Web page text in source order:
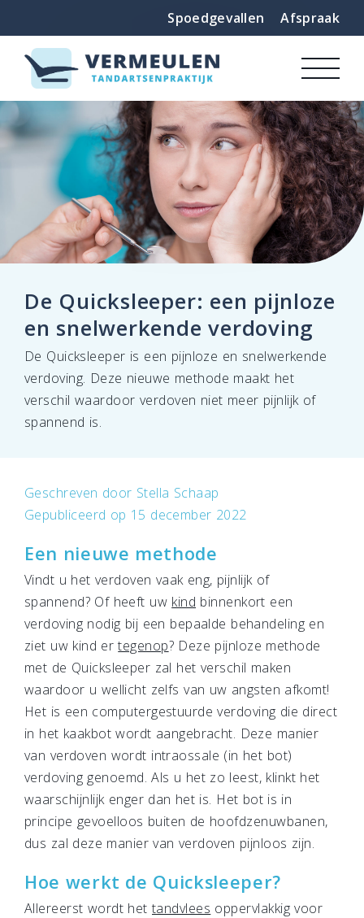
Spoedgevallen Afspraak
De Quicksleeper: een pijnloze
en snelwerkende verdoving
De Quicksleeper is een pijnloze en snelwerkende
verdoving. Deze nieuwe methode maakt het
verschil waardoor verdoven niet meer pijnlijk of
spannend is.
Geschreven door Stella Schaap
Gepubliceerd op 15 december 2022
Een nieuwe methode
Vindt u het verdoven vaak eng, pijnlijk of
spannend? Of heeft uw kind binnenkort een
verdoving nodig bij een bepaalde behandeling en
ziet uw kind ertegenop? Deze pijnloze methode
met de Quicksleeper zal het verschil maken
waardoor u wellicht zelfs van uw angsten afkomt!
Het is een computergestuurde verdoving die direct
in het kaakbot wordt aangebracht. Deze manier
van verdoven wordt intraossale (in het bot)
verdoving genoemd. Als u het zo leest, klinkt het
waarschijnlijk enger dan het is. Het bot is in
principe gevoelloos buiten de hoofdzenuwbanen,
dus zal deze manier van verdoven pijnloos zijn.
Hoe werkt de Quicksleeper?
Allereerst wordt het tandvlees oppervlakkig voor